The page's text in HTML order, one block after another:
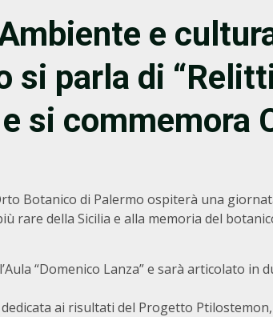
e
si parla di
si commemora
Botanico di Palermo ospiterà una
rare della Sicilia e alla memoria del
“Domenico Lanza” e sarà articolato in
ai risultati del Progetto